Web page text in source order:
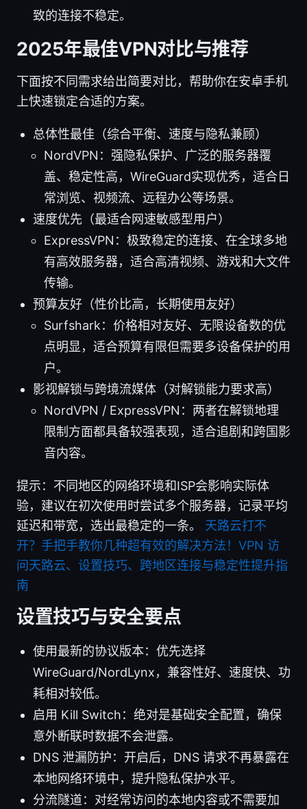
致的连接不稳定。
2025年最佳VPN对比与推荐
下面按不同需求给出简要对比，帮助你在安卓手机
上快速锁定合适的方案。
总体性最佳（综合平衡、速度与隐私兼顾）
NordVPN：强隐私保护、广泛的服务器覆
盖、稳定性高，WireGuard实现优秀，适合日
常浏览、视频流、远程办公等场景。
速度优先（最适合网速敏感型用户）
ExpressVPN：极致稳定的连接、在全球多地
有高效服务器，适合高清视频、游戏和大文件
传输。
预算友好（性价比高，长期使用友好）
Surfshark：价格相对友好、无限设备数的优
点明显，适合预算有限但需要多设备保护的用
户。
影视解锁与跨境流媒体（对解锁能力要求高）
NordVPN / ExpressVPN：两者在解锁地理
限制方面都具备较强表现，适合追剧和跨国影
音内容。
提示：不同地区的网络环境和ISP会影响实际体
验，建议在初次使用时尝试多个服务器，记录平均
延迟和带宽，选出最稳定的一条。 天路云打不
开？手把手教你几种超有效的解决方法！VPN 访
问天路云、设置技巧、跨地区连接与稳定性提升指
南
设置技巧与安全要点
使用最新的协议版本：优先选择
WireGuard/NordLynx，兼容性好、速度快、功
耗相对较低。
启用 Kill Switch：绝对是基础安全配置，确保
意外断联时数据不会泄露。
DNS 泄漏防护：开启后，DNS 请求不再暴露在
本地网络环境中，提升隐私保护水平。
分流隧道：对经常访问的本地内容或不需要加